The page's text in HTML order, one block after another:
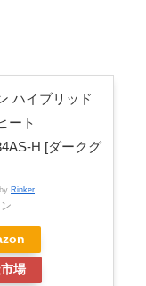
ハイブリッド
ート
H [ダークグ
Rinker
場